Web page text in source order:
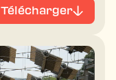
Télécharger